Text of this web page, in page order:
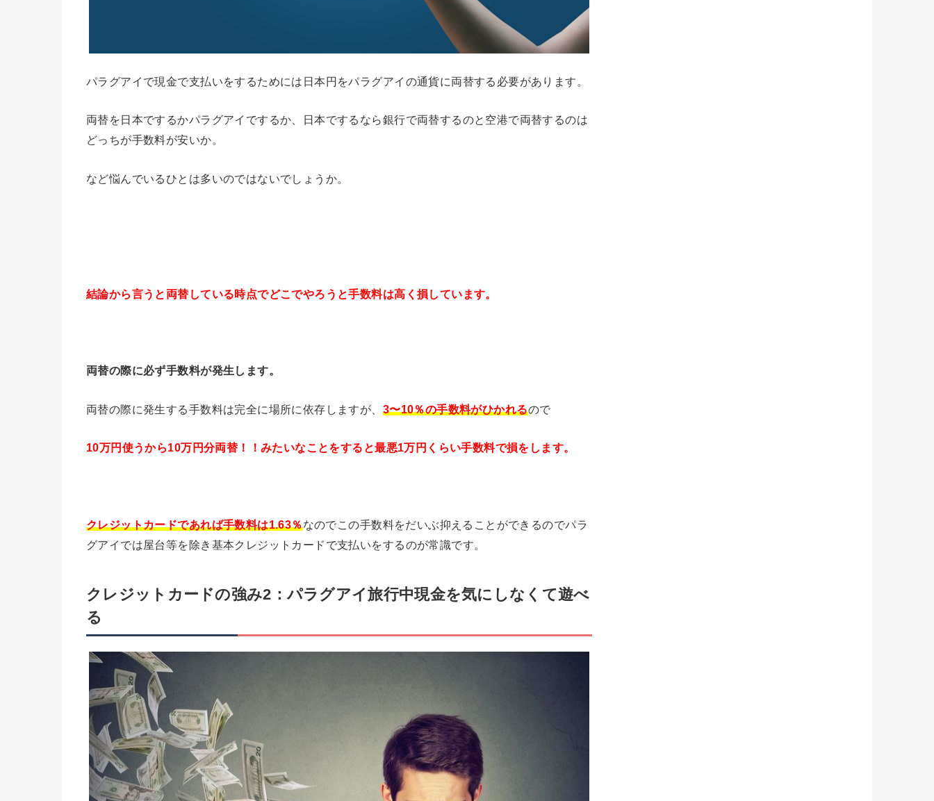
パラグアイで現金で支払いをするためには日本円をパラグアイの通貨に両替する必要があります。
両替を日本でするかパラグアイでするか、日本でするなら銀行で両替するのと空港で両替するのは
どっちが手数料が安いか。
など悩んでいるひとは多いのではないでしょうか。
結論から言うと両替している時点でどこでやろうと手数料は高く損しています。
両替の際に必ず手数料が発生します。
両替の際に発生する手数料は完全に場所に依存しますが、 3〜10％の手数料がひかれるので
10万円使うから10万円分両替！！みたいなことをすると最悪1万円くらい手数料で損をします。
クレジットカードであれば手数料は1.63％なのでこの手数料をだいぶ抑えることができるのでパラ
グアイでは屋台等を除き基本クレジットカードで支払いをするのが常識です。
クレジットカードの強み2：パラグアイ旅行中現金を気にしなくて遊べ
る